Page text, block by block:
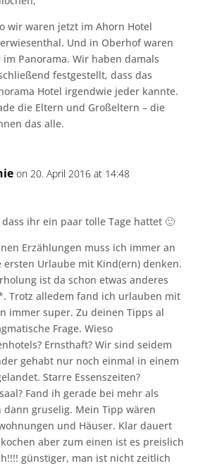
wir waren jetzt im Ahorn Hotel
Und in Oberhof waren
im Panorama. Wir haben damals
festgestellt, dass das
Hotel irgendwie jeder kannte.
die Eltern und Großeltern – die
das alle.
on 20. April 2016 at 14:48
ihr ein paar tolle Tage hattet 🙂
Erzählungen muss ich immer an
ersten Urlaube mit Kind(ern) denken.
ist da schon etwas anderes
Trotz alledem fand ich urlauben mit
immer super. Zu deinen Tipps al
Frage. Wieso
Ernsthaft? Wir sind seidem
gehabt nur noch einmal in einem
Starre Essenszeiten?
Fand ih gerade bei mehr als
dann gruselig. Mein Tipp wären
und Häuser. Klar dauert
aber zum einen ist es preislich
günstiger, man ist nicht zeitlich